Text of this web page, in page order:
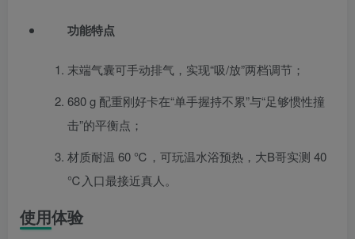
功能特点
末端气囊可手动排气，实现“吸/放”两档调节；
680 g 配重刚好卡在“单手握持不累”与“足够惯性撞
击”的平衡点；
材质耐温 60 ℃，可玩温水浴预热，大B哥实测 40
℃入口最接近真人。
使用体验